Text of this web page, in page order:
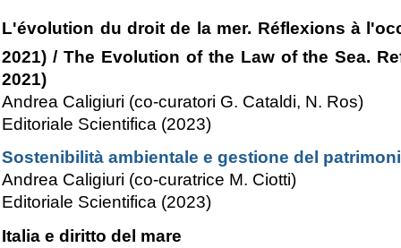
L'évolution du droit de la mer. Réflexions à
2021) / The Evolution of the Law of the Sea.
2021)
Andrea Caligiuri (co-curatori G. Cataldi, N. Ros)
Editoriale Scientifica (2023)
Sostenibilità ambientale e gestione del
Andrea Caligiuri (co-curatrice M. Ciotti)
Editoriale Scientifica (2023)
Italia e diritto del mare